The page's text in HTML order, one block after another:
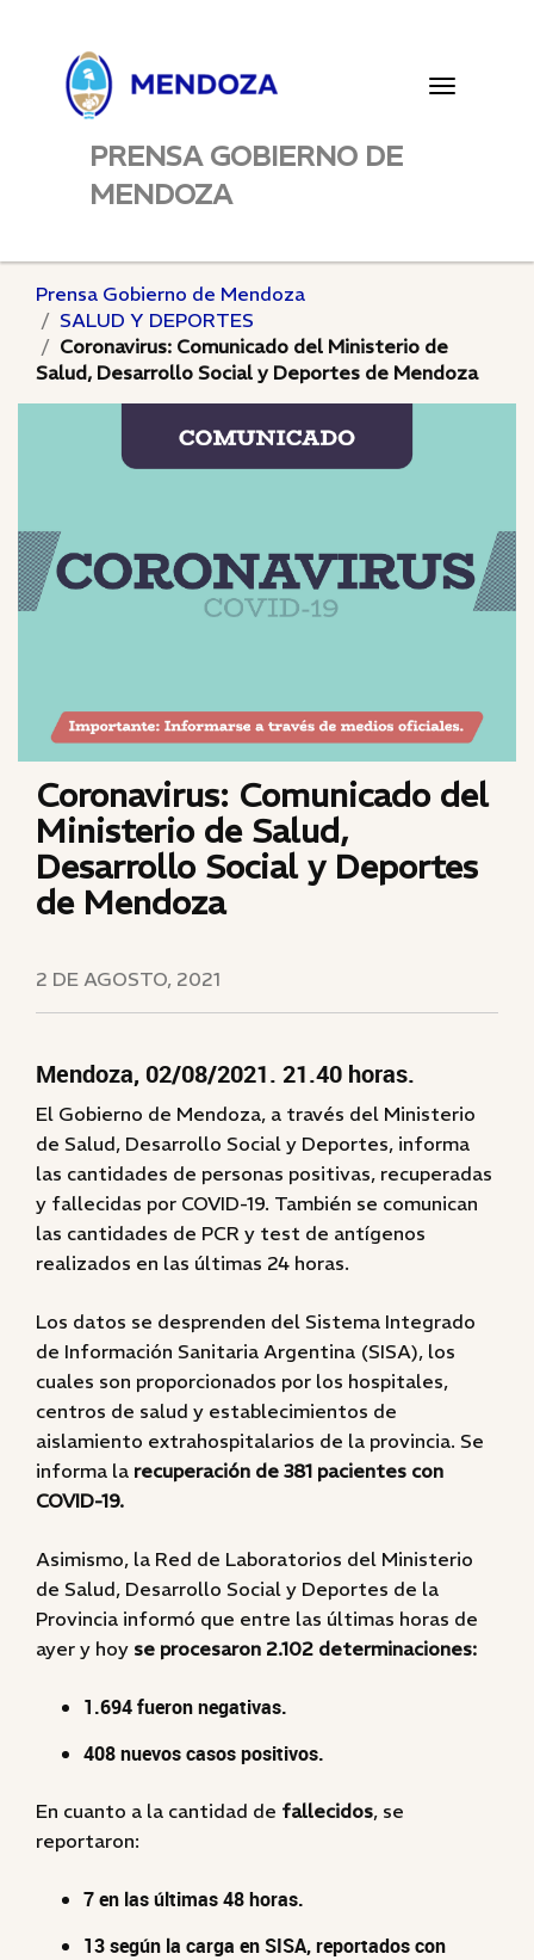
Toggle
PRENSA GOBIERNO DE
MENDOZA
Prensa Gobierno de Mendoza
SALUD Y DEPORTES
Coronavirus: Comunicado del Ministerio de
Salud, Desarrollo Social y Deportes de Mendoza
Coronavirus: Comunicado del
Ministerio de Salud,
Desarrollo Social y Deportes
de Mendoza
2 DE AGOSTO, 2021
Mendoza, 02/08/2021. 21.40 horas.
El Gobierno de Mendoza, a través del Ministerio
de Salud, Desarrollo Social y Deportes, informa
las cantidades de personas positivas, recuperadas
y fallecidas por COVID-19. También se comunican
las cantidades de PCR y test de antígenos
realizados en las últimas 24 horas.
Los datos se desprenden del Sistema Integrado
de Información Sanitaria Argentina (SISA), los
cuales son proporcionados por los hospitales,
centros de salud y establecimientos de
aislamiento extrahospitalarios de la provincia. Se
informa la recuperación de 381 pacientes con
COVID-19.
Asimismo, la Red de Laboratorios del Ministerio
de Salud, Desarrollo Social y Deportes de la
Provincia informó que entre las últimas horas de
ayer y hoy se procesaron 2.102 determinaciones:
1.694 fueron negativas.
408 nuevos casos positivos.
En cuanto a la cantidad de fallecidos, se
reportaron:
7 en las últimas 48 horas.
13 según la carga en SISA, reportados con